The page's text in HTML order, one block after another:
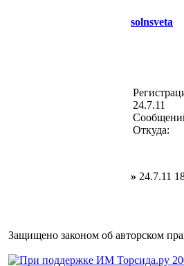
solnsveta
24.7.11
Откуда:
» 24.7.11
Защищено законом об авторском